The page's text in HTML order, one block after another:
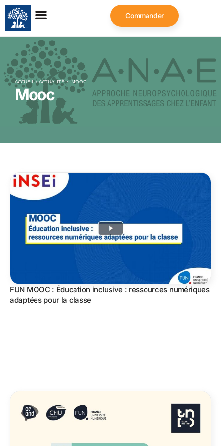
Commander
ACCUEIL / ACTUALITÉ / MOOC
Mooc
FUN MOOC : Éducation inclusive : ressources numériques
adaptées pour la classe